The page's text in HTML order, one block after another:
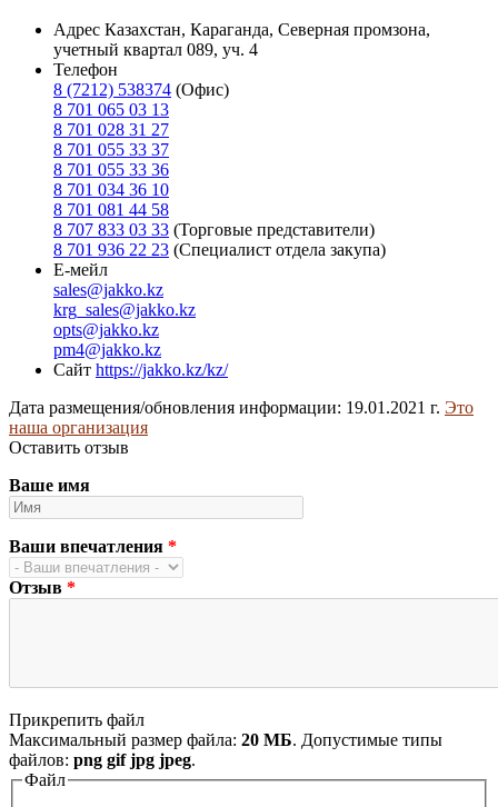
Адрес Казахстан, Караганда, Северная промзона,
учетный квартал 089, уч. 4
Телефон
8 (7212) 538374 (Oфис)
8 701 065 03 13
8 701 028 31 27
8 701 055 33 37
8 701 055 33 36
8 701 034 36 10
8 701 081 44 58
8 707 833 03 33 (Торговые представители)
8 701 936 22 23 (Специалист отдела закупа)
Е-мейл
sales@jakko.kz
krg_sales@jakko.kz
opts@jakko.kz
pm4@jakko.kz
Сайт https://jakko.kz/kz/
Дата размещения/обновления информации: 19.01.2021 г. Это
наша организация
Оставить отзыв
Ваше имя
Ваши впечатления *
Отзыв *
Прикрепить файл
Максимальный размер файла: 20 МБ. Допустимые типы
файлов: png gif jpg jpeg.
Файл